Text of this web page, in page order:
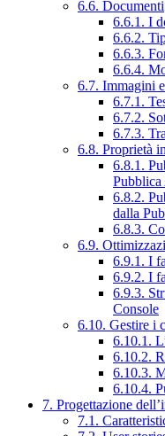
6.6. Documenti
6.6.1. I
6.6.2.
6.6.3.
6.6.4.
6.7. Immagini
6.7.1.
6.7.2.
6.7.3.
6.8. Proprietà
6.8.1.
6.8.2.
dalla
6.8.3.
6.9.
6.9.1. I
6.9.2. I
6.9.3.
Console
6.10. Gestire i
6.10.1.
6.10.2.
6.10.3.
6.10.4.
7. Progettazione
7.1.